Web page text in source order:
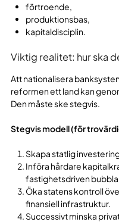
förtroende,
produktionsbas,
kapitaldisciplin.
Viktig realitet: hur ska
Att nationalisera
reformen ett land kan
Den måste ske stegvis.
Stegvis modell (för
Skapa statlig
Införa hårdare
fastighetsdriven
Öka statens kontroll
finansiell infrastruktur.
Successivt minska